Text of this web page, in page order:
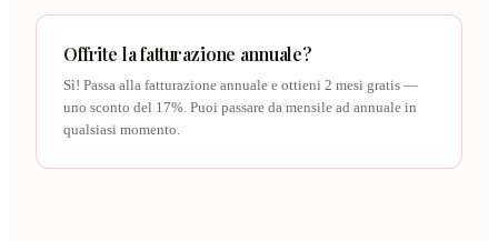
Offrite la fatturazione annuale?
Sì! Passa alla fatturazione annuale e ottieni 2 mesi gratis —
uno sconto del 17%. Puoi passare da mensile ad annuale in
qualsiasi momento.